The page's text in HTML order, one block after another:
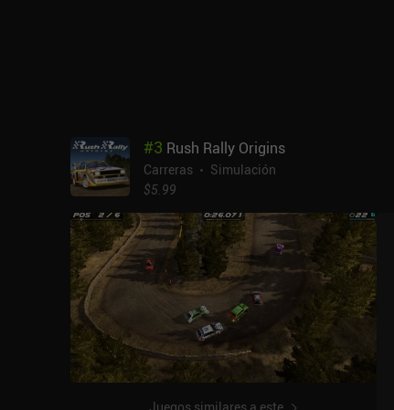
#3 Rush Rally Origins
Carreras
Simulación
$5.99
Juegos similares a este